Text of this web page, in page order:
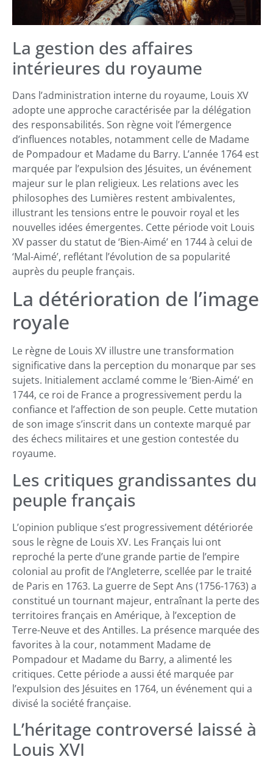
La gestion des affaires
intérieures du royaume
Dans l’administration interne du royaume, Louis XV
adopte une approche caractérisée par la délégation
des responsabilités. Son règne voit l’émergence
d’influences notables, notamment celle de Madame
de Pompadour et Madame du Barry. L’année 1764 est
marquée par l’expulsion des Jésuites, un événement
majeur sur le plan religieux. Les relations avec les
philosophes des Lumières restent ambivalentes,
illustrant les tensions entre le pouvoir royal et les
nouvelles idées émergentes. Cette période voit Louis
XV passer du statut de ‘Bien-Aimé’ en 1744 à celui de
‘Mal-Aimé’, reflétant l’évolution de sa popularité
auprès du peuple français.
La détérioration de l’image
royale
Le règne de Louis XV illustre une transformation
significative dans la perception du monarque par ses
sujets. Initialement acclamé comme le ‘Bien-Aimé’ en
1744, ce roi de France a progressivement perdu la
confiance et l’affection de son peuple. Cette mutation
de son image s’inscrit dans un contexte marqué par
des échecs militaires et une gestion contestée du
royaume.
Les critiques grandissantes du
peuple français
L’opinion publique s’est progressivement détériorée
sous le règne de Louis XV. Les Français lui ont
reproché la perte d’une grande partie de l’empire
colonial au profit de l’Angleterre, scellée par le traité
de Paris en 1763. La guerre de Sept Ans (1756-1763) a
constitué un tournant majeur, entraînant la perte des
territoires français en Amérique, à l’exception de
Terre-Neuve et des Antilles. La présence marquée des
favorites à la cour, notamment Madame de
Pompadour et Madame du Barry, a alimenté les
critiques. Cette période a aussi été marquée par
l’expulsion des Jésuites en 1764, un événement qui a
divisé la société française.
L’héritage controversé laissé à
Louis XVI